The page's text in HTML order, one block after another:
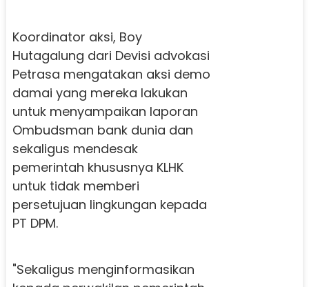
Koordinator aksi, Boy
Hutagalung dari Devisi advokasi
Petrasa mengatakan aksi demo
damai yang mereka lakukan
untuk menyampaikan laporan
Ombudsman bank dunia dan
sekaligus mendesak
pemerintah khususnya KLHK
untuk tidak memberi
persetujuan lingkungan kepada
PT DPM.
"Sekaligus menginformasikan